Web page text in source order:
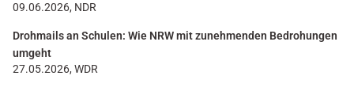
09.06.2026, NDR
Drohmails an Schulen: Wie NRW mit zunehmenden Bedrohungen
umgeht
27.05.2026, WDR